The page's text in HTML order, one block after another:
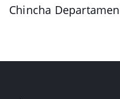
Chincha